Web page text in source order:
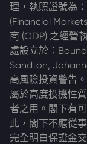
理，執照證號為
(Financial
商 (ODP) 之經營
處設立於：
Sandton,
高風險投資警告
屬於高度投機性
者之用。閣下有
此，閣下不應從
完全明白保證金